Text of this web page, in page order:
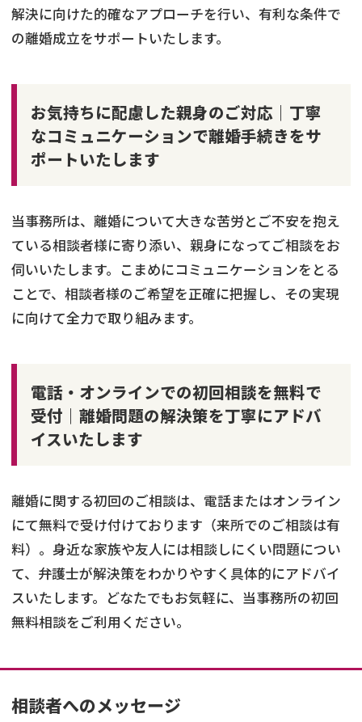
解決に向けた的確なアプローチを行い、有利な条件で
の離婚成立をサポートいたします。
お気持ちに配慮した親身のご対応｜丁寧
なコミュニケーションで離婚手続きをサ
ポートいたします
当事務所は、離婚について大きな苦労とご不安を抱え
ている相談者様に寄り添い、親身になってご相談をお
伺いいたします。こまめにコミュニケーションをとる
ことで、相談者様のご希望を正確に把握し、その実現
に向けて全力で取り組みます。
電話・オンラインでの初回相談を無料で
受付｜離婚問題の解決策を丁寧にアドバ
イスいたします
離婚に関する初回のご相談は、電話またはオンライン
にて無料で受け付けております（来所でのご相談は有
料）。身近な家族や友人には相談しにくい問題につい
て、弁護士が解決策をわかりやすく具体的にアドバイ
スいたします。どなたでもお気軽に、当事務所の初回
無料相談をご利用ください。
相談者へのメッセージ